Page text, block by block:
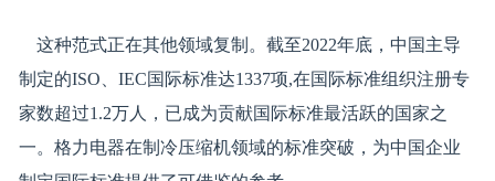
这种范式正在其他领域复制。截至2022年底，中国主导
制定的ISO、IEC国际标准达1337项,在国际标准组织注册专
家数超过1.2万人，已成为贡献国际标准最活跃的国家之
一。格力电器在制冷压缩机领域的标准突破，为中国企业